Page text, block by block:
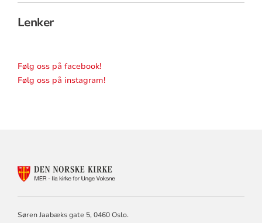
Lenker
Følg oss på facebook!
Følg oss på instagram!
Søren Jaabæks gate 5, 0460 Oslo.